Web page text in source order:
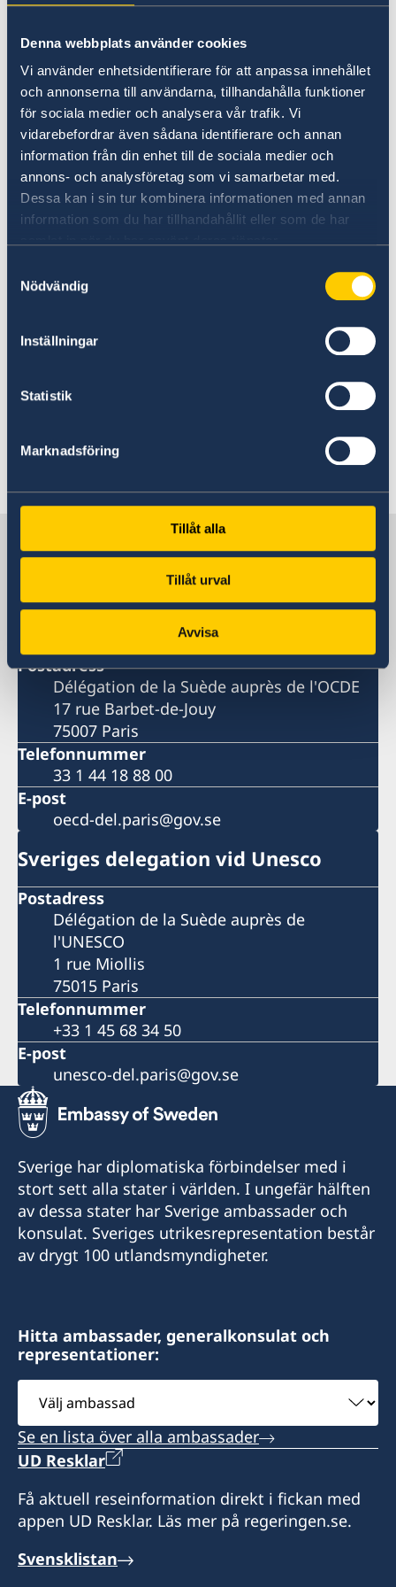
Denna webbplats använder cookies
Vi använder enhetsidentifierare för att anpassa innehållet
och annonserna till användarna, tillhandahålla funktioner
för sociala medier och analysera vår trafik. Vi
vidarebefordrar även sådana identifierare och annan
information från din enhet till de sociala medier och
annons- och analysföretag som vi samarbetar med.
Dessa kan i sin tur kombinera informationen med annan
information som du har tillhandahållit eller som de har
Nödvändig
Inställningar
Statistik
Marknadsföring
Tillåt alla
Tillåt urval
Avvisa
utveckling i världshandeln och lägre förtroende
bland hushåll och företag bidrar till
avmattningen. Inflationen bedöms gradvis avta
från fortsatt höga nivåer. Riskerna dominerar
på nedåtsidan.
Enligt OECD bör penningpolitiken fortsatt vara
restriktiv tills inflationen varaktigt sjunkit
tillbaka. Det behövs vidare mer ambitiösa
finanspolitiska åtgärder på kort sikt för att
minska de offentliga skulderna och skapa
utrymme för att hantera stigande utgiftstryck.
inkluderande och hållbar tillväxt på sikt.
Läs mer på OECD:s hemsida
Läs hela rapporten
Sveriges delegation vid OECD och
Unesco
Sveriges delegation vid OECD
Postadress
Délégation de la Suède auprès de l'OCDE
17 rue Barbet-de-Jouy
75007 Paris
Telefonnummer
33 1 44 18 88 00
E-post
oecd-del.paris@gov.se
Sveriges delegation vid Unesco
Postadress
Délégation de la Suède auprès de
l'UNESCO
1 rue Miollis
75015 Paris
Telefonnummer
+33 1 45 68 34 50
E-post
unesco-del.paris@gov.se
Sverige har diplomatiska förbindelser med i
stort sett alla stater i världen. I ungefär hälften
av dessa stater har Sverige ambassader och
konsulat. Sveriges utrikesrepresentation består
av drygt 100 utlandsmyndigheter.
Hitta ambassader, generalkonsulat och
representationer:
Välj
ambassad
Se en lista över alla ambassader
UD Resklar
Få aktuell reseinformation direkt i fickan med
appen UD Resklar. Läs mer på regeringen.se.
Svensklistan